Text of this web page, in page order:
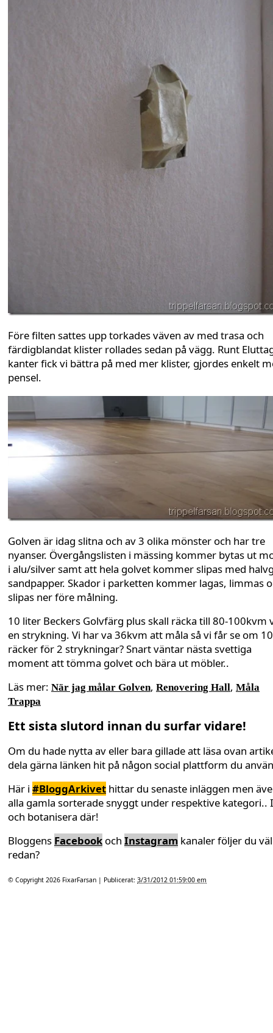
Före filten sattes upp torkades väven av med trasa och
färdigblandat klister rollades sedan på vägg. Runt
kanter fick vi bättra på med mer klister, gjordes enkelt
pensel.
Golven är idag slitna och av 3 olika mönster och har tre
nyanser. Övergångslisten i mässing kommer bytas ut
i alu/silver samt att hela golvet kommer slipas med
sandpapper. Skador i parketten kommer lagas, limmas
slipas ner före målning.
10 liter Beckers Golvfärg plus skall räcka till 80-100kvm
en strykning. Vi har va 36kvm att måla så vi får se om
räcker för 2 strykningar? Snart väntar nästa svettiga
moment att tömma golvet och bära ut möbler..
Läs mer: När jag målar Golven, Renovering Hall, Måla
Trappa
Ett sista slutord innan du surfar vidare!
Om du hade nytta av eller bara gillade att läsa ovan
dela gärna länken hit på någon social plattform du
Här i #BloggArkivet hittar du senaste inläggen men
alla gamla sorterade snyggt under respektive kategori..
och botanisera där!
Bloggens Facebookoch Instagram kanaler följer du väl
redan?
© Copyright 2026 FixarFarsan | Publicerat: 3/31/2012 01:59:00 em